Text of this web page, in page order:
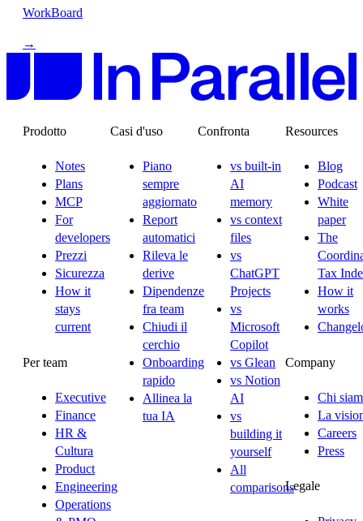
WorkBoard
→
Prodotto
Notes
Plans
MCP
For
developers
Prezzi
Sicurezza
How it
stays
current
Per team
Executive
Finance
HR &
Cultura
Product
Engineering
Operations
Casi d'uso
Piano
sempre
aggiornato
Report
automatici
Rileva le
derive
Dipendenze
fra team
Chiudi il
cerchio
Onboarding
rapido
Allinea la
tua IA
Confronta
vs built-in
AI
memory
vs context
files
vs
ChatGPT
Projects
vs
Microsoft
Copilot
vs Glean
vs Notion
AI
vs
building it
yourself
All
comparisons
Resources
Blog
Podcast
White
paper
The
Tax
How it
works
Company
Chi
La
Careers
Press
Legale